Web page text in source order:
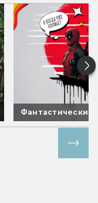
Фантастические